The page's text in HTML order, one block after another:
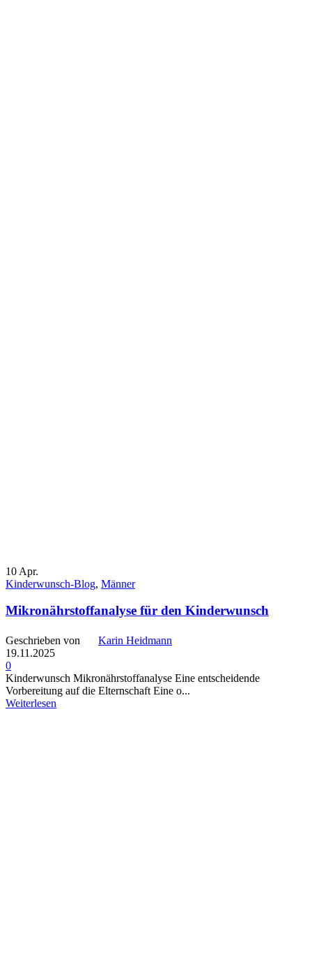
10 Apr.
Kinderwunsch-Blog, Männer
Mikronährstoffanalyse für den Kinderwunsch
Geschrieben von
Karin Heidmann
19.11.2025
0
Kinderwunsch Mikronährstoffanalyse Eine entscheidende
Vorbereitung auf die Elternschaft Eine o...
Weiterlesen